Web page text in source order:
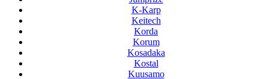
K-Karp
Keitech
Korda
Korum
Kosadaka
Kostal
Kuusamo